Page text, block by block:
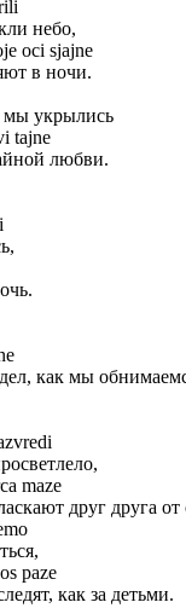
небо,
oci sjajne
в ночи.
мы укрылись
tajne
любви.
как мы
maze
друг друга от
paze
как за детьми.